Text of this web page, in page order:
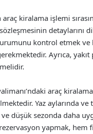
araç kiralama işlemi
detaylarını
kontrol etmek
Ayrıca,
araç
Yaz aylarında
ve düşük sezonda daha
yapmak, hem